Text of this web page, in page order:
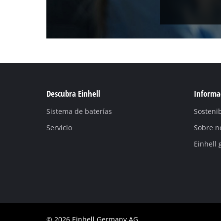
Descubra Einhell
Sistema de baterías
Servicio
Sobre
Einhell